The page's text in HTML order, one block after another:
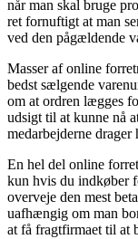
når man skal bruge
ret fornuftigt at man
ved den pågældende
Masser af online
bedst sælgende
om at ordren lægges
udsigt til at kunne nå
medarbejderne drager
En hel del online
kun hvis du indkøber
overveje den mest
uafhængig om man
at få fragtfirmaet til at